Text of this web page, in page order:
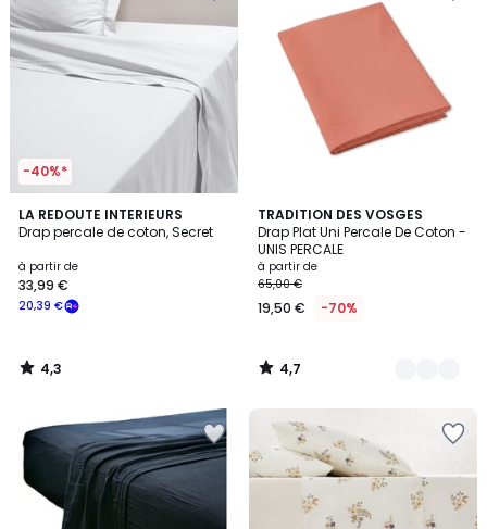
-40%*
LA REDOUTE INTERIEURS
Drap percale de coton, Secret
à partir de
20,39 €
33,99 €
4,3
/ 5
4,3
/
TRADITION DES VOSGES
Drap Plat Uni Percale De Coton -
UNIS PERCALE
à partir de
65,00 €
19,50 € -70%
4,7
/ 5
17
Couleurs
4,7
/